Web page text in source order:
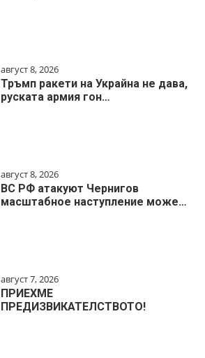
август 8, 2026
Тръмп ракети на Украйна не дава,
руската армия гон…
август 8, 2026
ВС РФ атакуют Чернигов
масштабное наступление може…
август 7, 2026
ПРИЕХМЕ
ПРЕДИЗВИКАТЕЛСТВОТО!